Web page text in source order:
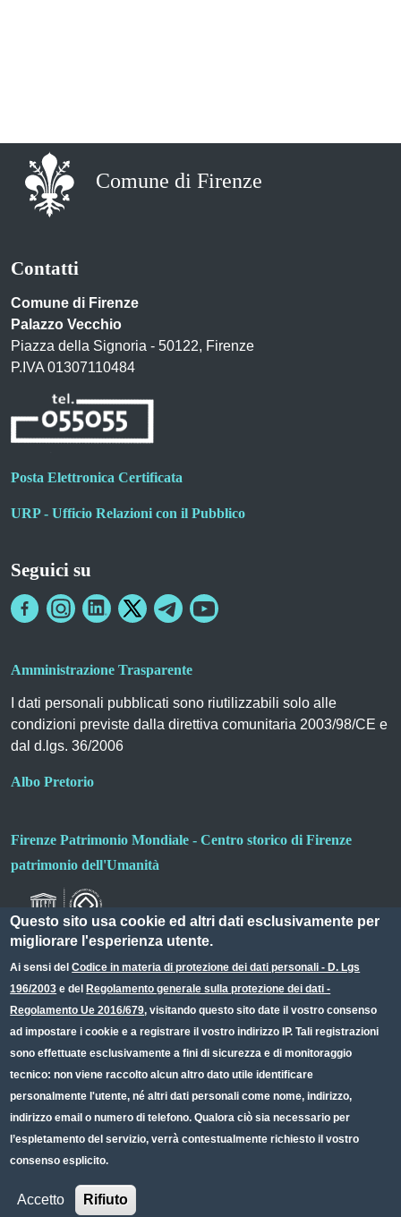
Comune di Firenze
Contatti
Comune di Firenze
Palazzo Vecchio
Piazza della Signoria - 50122, Firenze
P.IVA 01307110484
Posta Elettronica Certificata
URP - Ufficio Relazioni con il Pubblico
Seguici su
Amministrazione Trasparente
I dati personali pubblicati sono riutilizzabili solo alle
condizioni previste dalla direttiva comunitaria 2003/98/CE e
dal d.lgs. 36/2006
Albo Pretorio
Firenze Patrimonio Mondiale - Centro storico di Firenze
patrimonio dell'Umanità
Small prints
Useful links section
Redazione web
Privacy
Note legali
Dichiarazione Accessibilità
CC BY 4.0 IT
Questo sito usa cookie ed altri dati esclusivamente per
migliorare l'esperienza utente.
Ai sensi delCodice in materia di protezione dei dati personali - D. Lgs
196/2003 e del Regolamento generale sulla protezione dei dati -
Regolamento Ue 2016/679, visitando questo sito date il vostro consenso
ad impostare i cookie e a registrare il vostro indirizzo IP. Tali registrazioni
sono effettuate esclusivamente a fini di sicurezza e di monitoraggio
tecnico: non viene raccolto alcun altro dato utile identificare
personalmente l'utente, né altri dati personali come nome, indirizzo,
indirizzo email o numero di telefono. Qualora ciò sia necessario per
l’espletamento del servizio, verrà contestualmente richiesto il vostro
consenso esplicito.
Accetto Rifiuto